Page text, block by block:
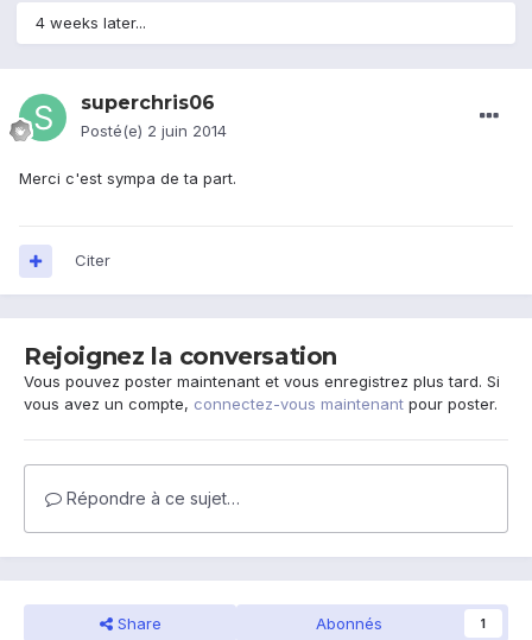
4 weeks later...
superchris06
Posté(e) 2 juin 2014
Merci c'est sympa de ta part.
Citer
Rejoignez la conversation
Vous pouvez poster maintenant et vous enregistrez plus tard. Si
vous avez un compte, connectez-vous maintenant pour poster.
Répondre à ce sujet…
Share Abonnés 1